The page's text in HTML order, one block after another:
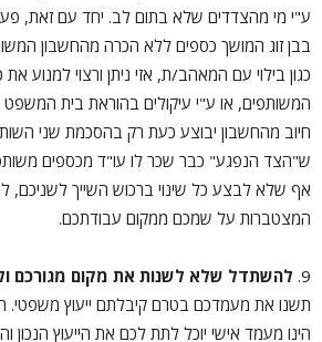
ע"י מי מהצדדים שלא בתום לב. יחד עם זאת,
בבן זוג המושך כספים ללא הכרה מהחשבון
כגון בילוי עם המאהב/ת, אזי ניתן ורצוי למנוע
המשותפים, או ע"י עיקולים בהוראת בית המשפט
חיוב מהחשבון יבוצע כעת רק בהסכמת שני
ש"הצד הנפגע" כבר שכר לו עו"ד מכספים
אף שלא לבצע כל שינוי ברכוש השייך לשניכם,
המצטברות על שמכם ממקום עבודתכם.
9. להשתדל שלא לשנות את מקום מגורכם
תשנו את מעמדכם בטרם קיבלתם ייעוץ משפטי.
הינו מעמד אישי יוכל לתת לכם את הייעוץ הנכון